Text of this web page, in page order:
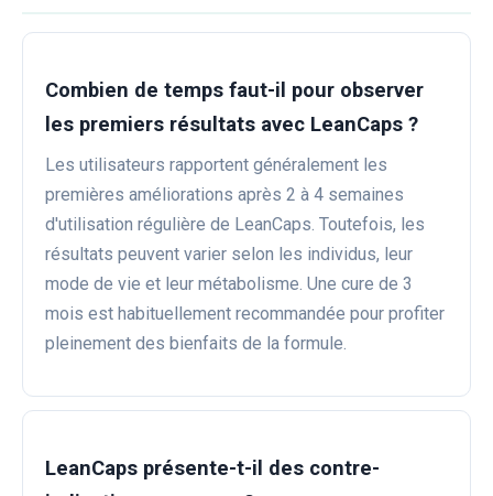
Combien de temps faut-il pour observer
les premiers résultats avec LeanCaps ?
Les utilisateurs rapportent généralement les
premières améliorations après 2 à 4 semaines
d'utilisation régulière de LeanCaps. Toutefois, les
résultats peuvent varier selon les individus, leur
mode de vie et leur métabolisme. Une cure de 3
mois est habituellement recommandée pour profiter
pleinement des bienfaits de la formule.
LeanCaps présente-t-il des contre-